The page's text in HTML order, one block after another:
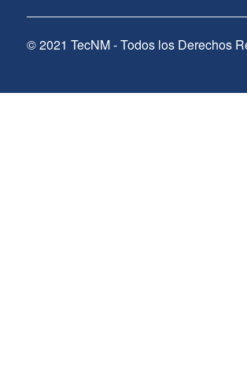
© 2021 TecNM - Todos los Derechos